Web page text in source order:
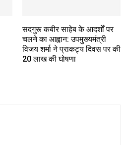
सदगुरू कबीर साहेब के आदर्शों पर
चलने का आह्वान: उपमुख्यमंत्री
विजय शर्मा ने प्राकट्य दिवस पर की
20 लाख की घोषणा